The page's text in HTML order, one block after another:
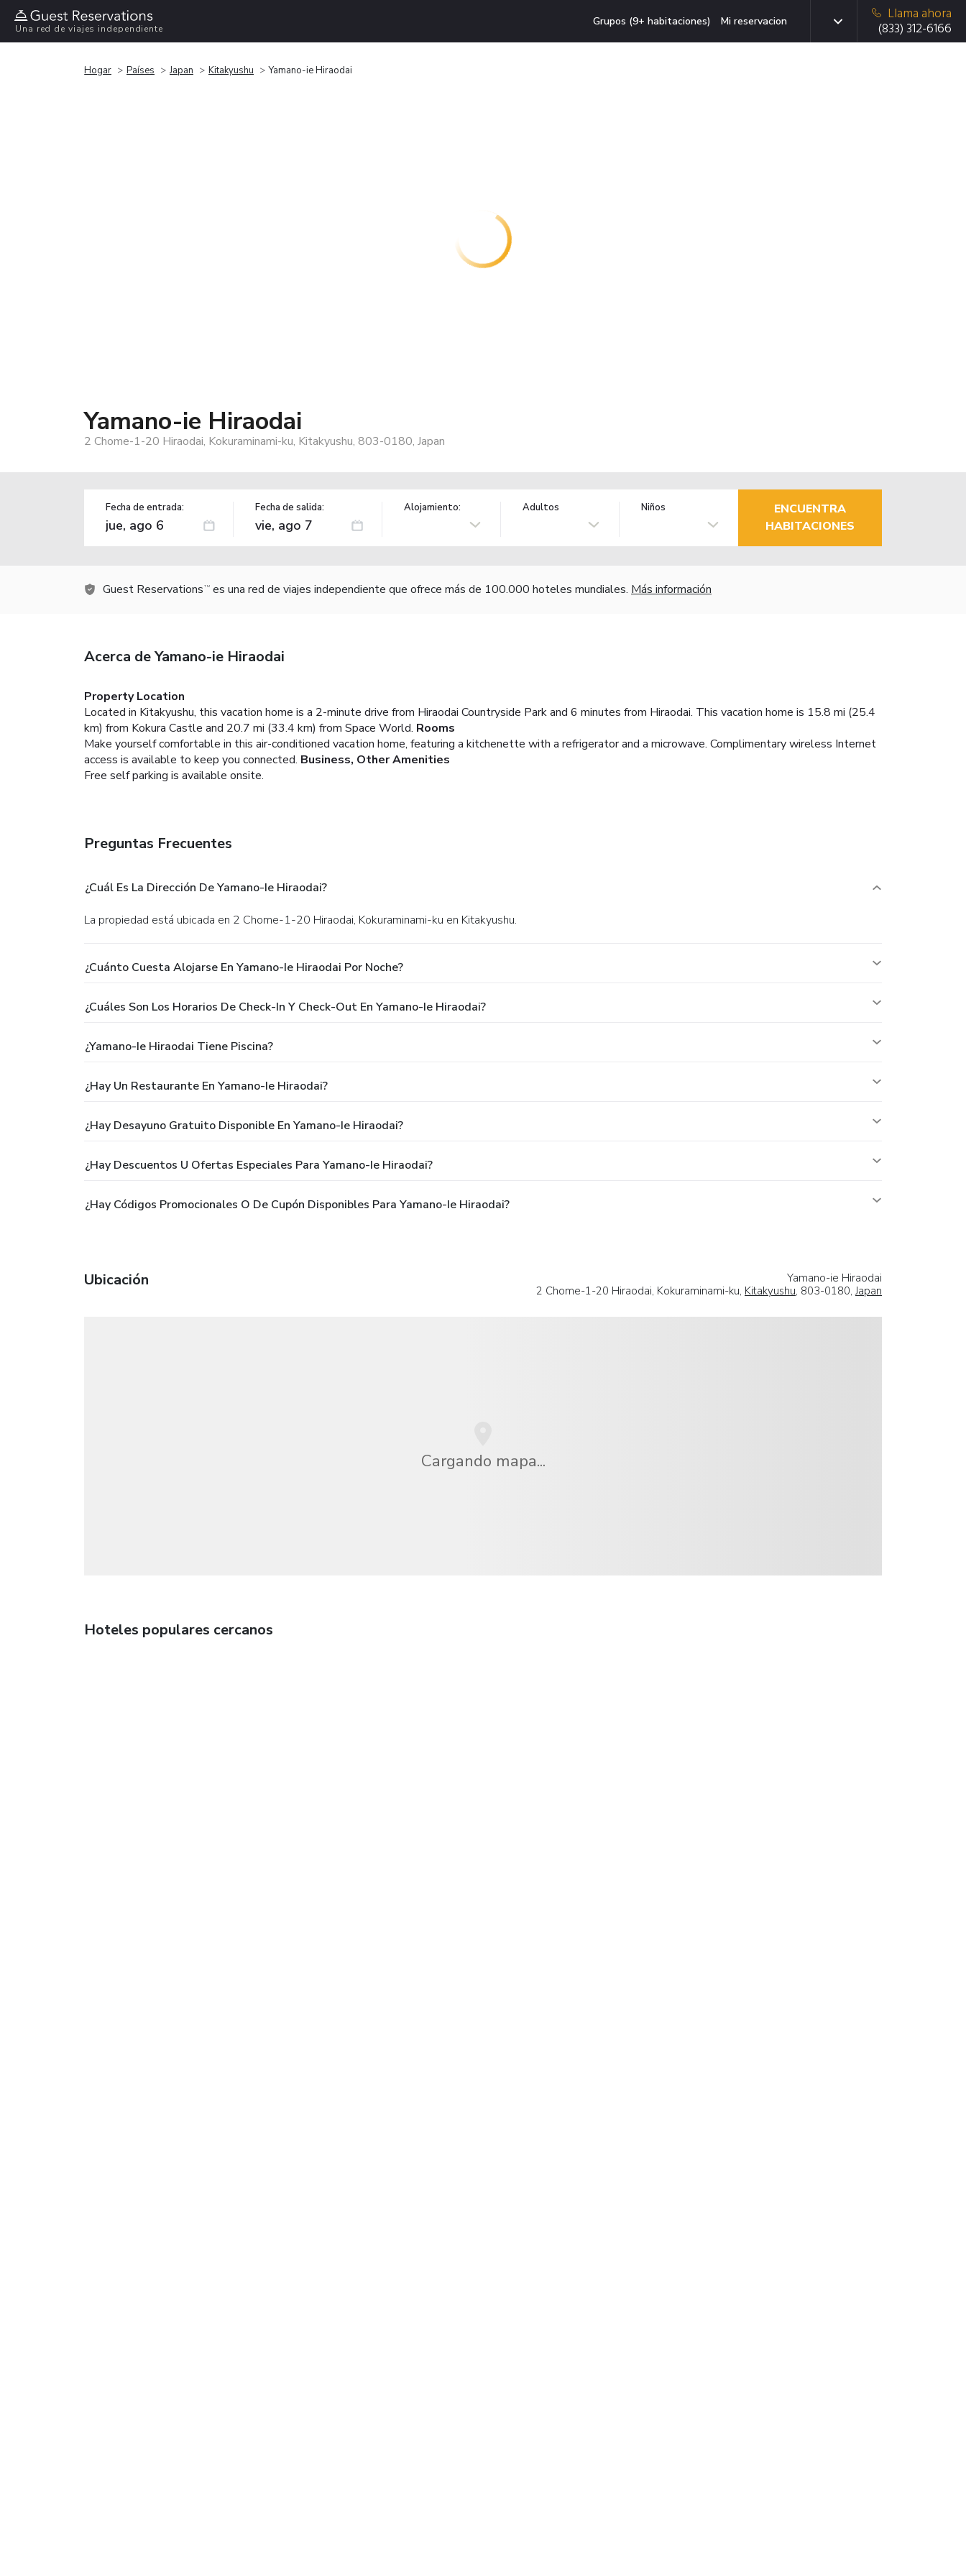
Una red de viajes independiente
Grupos (9+ habitaciones) Mi reservacion
Llama ahora
(833) 312-6166
Hogar Países Japan Kitakyushu Yamano-ie Hiraodai
Yamano-ie Hiraodai
2 Chome-1-20 Hiraodai, Kokuraminami-ku, Kitakyushu, 803-0180, Japan
Fecha de entrada: Fecha de salida: Alojamiento: Adultos Niños
ENCUENTRA
HABITACIONES
Guest Reservations TM es una red de viajes independiente que ofrece más de 100.000 hoteles mundiales. Más información
Acerca de Yamano-ie Hiraodai
Property Location
Located in Kitakyushu, this vacation home is a 2-minute drive from Hiraodai Countryside Park and 6 minutes from Hiraodai. This vacation home is 15.8 mi (25.4
km) from Kokura Castle and 20.7 mi (33.4 km) from Space World. Rooms
Make yourself comfortable in this air-conditioned vacation home, featuring a kitchenette with a refrigerator and a microwave. Complimentary wireless Internet
access is available to keep you connected. Business, Other Amenities
Free self parking is available onsite.
Preguntas Frecuentes
¿Cuál Es La Dirección De Yamano-Ie Hiraodai?
La propiedad está ubicada en 2 Chome-1-20 Hiraodai, Kokuraminami-ku en Kitakyushu.
¿Cuánto Cuesta Alojarse En Yamano-Ie Hiraodai Por Noche?
¿Cuáles Son Los Horarios De Check-In Y Check-Out En Yamano-Ie Hiraodai?
¿Yamano-Ie Hiraodai Tiene Piscina?
¿Hay Un Restaurante En Yamano-Ie Hiraodai?
¿Hay Desayuno Gratuito Disponible En Yamano-Ie Hiraodai?
¿Hay Descuentos U Ofertas Especiales Para Yamano-Ie Hiraodai?
¿Hay Códigos Promocionales O De Cupón Disponibles Para Yamano-Ie Hiraodai?
Ubicación
Yamano-ie Hiraodai
2 Chome-1-20 Hiraodai, Kokuraminami-ku, Kitakyushu, 803-0180,Japan
Cargando mapa...
Hoteles populares cercanos